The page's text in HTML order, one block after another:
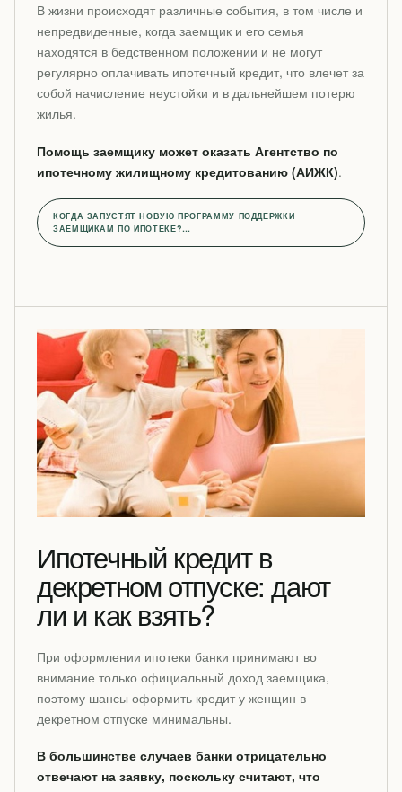
В жизни происходят различные события, в том числе и
непредвиденные, когда заемщик и его семья
находятся в бедственном положении и не могут
регулярно оплачивать ипотечный кредит, что влечет за
собой начисление неустойки и в дальнейшем потерю
жилья.
Помощь заемщику может оказать Агентство по
ипотечному жилищному кредитованию (АИЖК).
КОГДА ЗАПУСТЯТ НОВУЮ ПРОГРАММУ ПОДДЕРЖКИ
ЗАЕМЩИКАМ ПО ИПОТЕКЕ?…
Ипотечный кредит в
декретном отпуске: дают
ли и как взять?
При оформлении ипотеки банки принимают во
внимание только официальный доход заемщика,
поэтому шансы оформить кредит у женщин в
декретном отпуске минимальны.
В большинстве случаев банки отрицательно
отвечают на заявку, поскольку считают, что